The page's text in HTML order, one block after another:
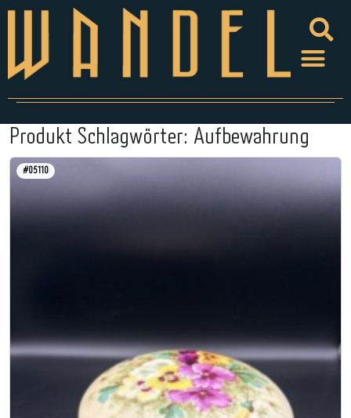
Produkt Schlagwörter: Aufbewahrung
#05110